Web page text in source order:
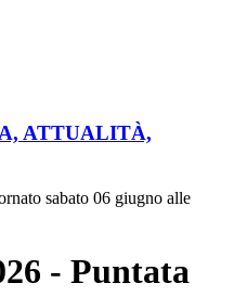
ATTUALITÀ,
sabato 06 giugno alle
- Puntata